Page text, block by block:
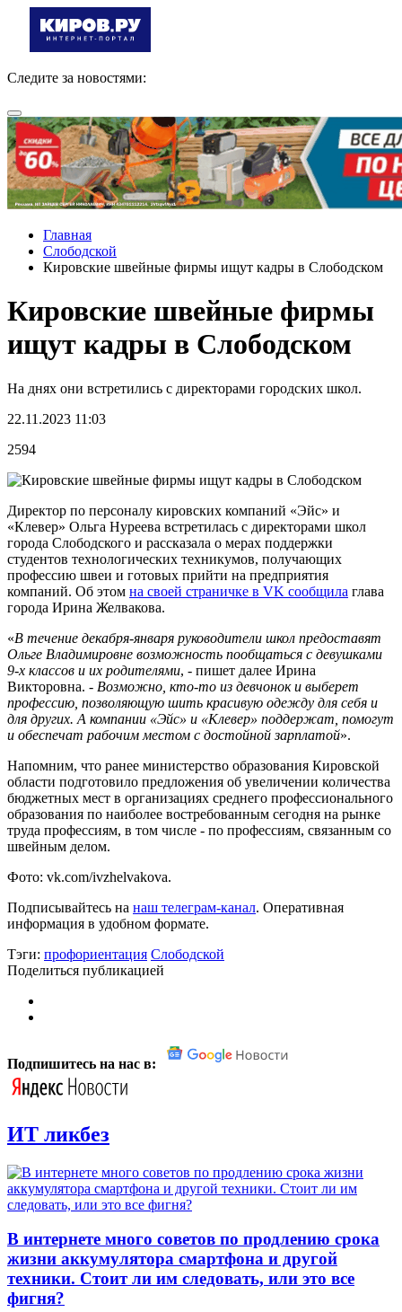
Следите за новостями:
Главная
Слободской
Кировские швейные фирмы ищут кадры в Слободском
Кировские швейные фирмы
ищут кадры в Слободском
На днях они встретились с директорами городских школ.
22.11.2023 11:03
2594
Директор по персоналу кировских компаний «Эйс» и
«Клевер» Ольга Нуреева встретилась с директорами школ
города Слободского и рассказала о мерах поддержки
студентов технологических техникумов, получающих
профессию швеи и готовых прийти на предприятия
компаний. Об этом на своей страничке в VK сообщила глава
города Ирина Желвакова.
«В течение декабря-января руководители школ предоставят
Ольге Владимировне возможность пообщаться с девушками
9-х классов и их родителями, - пишет далее Ирина
Викторовна. - Возможно, кто-то из девчонок и выберет
профессию, позволяющую шить красивую одежду для себя и
для других. А компании «Эйс» и «Клевер» поддержат, помогут
и обеспечат рабочим местом с достойной зарплатой».
Напомним, что ранее министерство образования Кировской
области подготовило предложения об увеличении количества
бюджетных мест в организациях среднего профессионального
образования по наиболее востребованным сегодня на рынке
труда профессиям, в том числе - по профессиям, связанным со
швейным делом.
Фото: vk.com/ivzhelvakova.
Подписывайтесь на наш телеграм-канал. Оперативная
информация в удобном формате.
Тэги: профориентация Слободской
Поделиться публикацией
Подпишитесь на нас в:
ИТ ликбез
В интернете много советов по продлению срока
жизни аккумулятора смартфона и другой
техники. Стоит ли им следовать, или это все
фигня?